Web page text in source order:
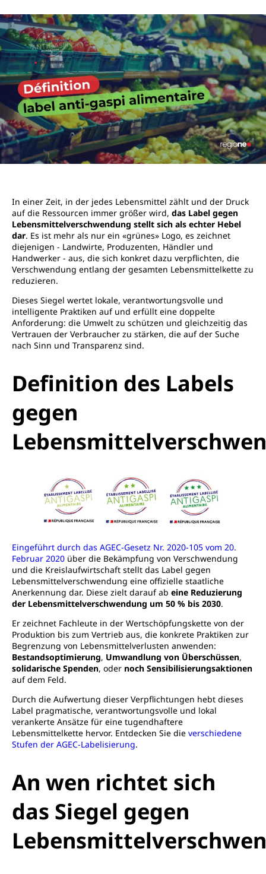
In einer Zeit, in der jedes Lebensmittel zählt und der Druck
auf die Ressourcen immer größer wird, das Label gegen
Lebensmittelverschwendung stellt sich als echter Hebel
dar. Es ist mehr als nur ein «grünes» Logo, es zeichnet
diejenigen - Landwirte, Produzenten, Händler und
Handwerker - aus, die sich konkret dazu verpflichten, die
Verschwendung entlang der gesamten Lebensmittelkette zu
reduzieren.
Dieses Siegel wertet lokale, verantwortungsvolle und
intelligente Praktiken auf und erfüllt eine doppelte
Anforderung: die Umwelt zu schützen und gleichzeitig das
Vertrauen der Verbraucher zu stärken, die auf der Suche
nach Sinn und Transparenz sind.
Definition des Labels
gegen
Eingeführt durch das AGEC-Gesetz Nr. 2020-105 vom 20.
Februar 2020 über die Bekämpfung von Verschwendung
und die Kreislaufwirtschaft stellt das Label gegen
Lebensmittelverschwendung eine offizielle staatliche
Anerkennung dar. Diese zielt darauf ab eine Reduzierung
der Lebensmittelverschwendung um 50 % bis 2030.
Er zeichnet Fachleute in der Wertschöpfungskette von der
Produktion bis zum Vertrieb aus, die konkrete Praktiken zur
Begrenzung von Lebensmittelverlusten anwenden:
Bestandsoptimierung, Umwandlung von Überschüssen,
solidarische Spenden, oder noch Sensibilisierungsaktionen
auf dem Feld.
Durch die Aufwertung dieser Verpflichtungen hebt dieses
Label pragmatische, verantwortungsvolle und lokal
verankerte Ansätze für eine tugendhaftere
Lebensmittelkette hervor. Entdecken Sie die verschiedene
Stufen der AGEC-Labelisierung.
An wen richtet sich
das Siegel gegen